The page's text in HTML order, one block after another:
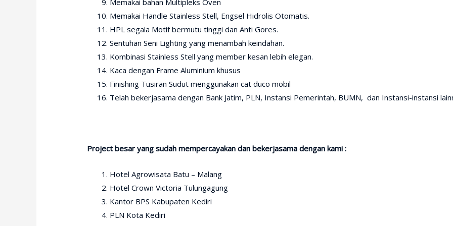
Memakai bahan Multipleks Oven
Memakai Handle Stainless Stell, Engsel Hidrolis Otomatis.
HPL segala Motif bermutu tinggi dan Anti Gores.
Sentuhan Seni Lighting yang menambah keindahan.
Kombinasi Stainless Stell yang member kesan lebih elegan.
Kaca dengan Frame Aluminium khusus
Finishing Tusiran Sudut menggunakan cat duco mobil
Telah bekerjasama dengan Bank Jatim, PLN, Instansi Pemerintah, BUMN, dan Instansi-instansi
Project besar yang sudah mempercayakan dan bekerjasama dengan kami :
Hotel Agrowisata Batu – Malang
Hotel Crown Victoria Tulungagung
Kantor BPS Kabupaten Kediri
PLN Kota Kediri